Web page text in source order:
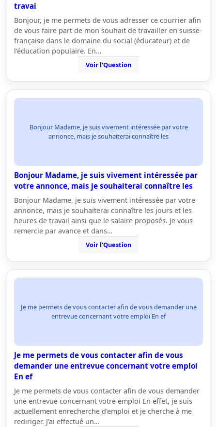
travai
Bonjour, je me permets de vous adresser ce courrier afin
de vous faire part de mon souhait de travailler en suisse-
française dans le domaine du social (éducateur) et de
l'éducation populaire. En…
Voir l'Question
Bonjour Madame, je suis vivement intéressée par votre
annonce, mais je souhaiterai connaître les
Bonjour Madame, je suis vivement intéressée par
votre annonce, mais je souhaiterai connaître les
Bonjour Madame, je suis vivement intéressée par votre
annonce, mais je souhaiterai connaître les jours et les
heures de travail ainsi que le salaire proposés. Je vous
remercie par avance et dans…
Voir l'Question
Je me permets de vous contacter afin de vous demander une
entrevue concernant votre emploi En ef
Je me permets de vous contacter afin de vous
demander une entrevue concernant votre emploi
En ef
Je me permets de vous contacter afin de vous demander
une entrevue concernant votre emploi En effet, je suis
actuellement enrecherche d'emploi et je cherche à me
rediriger. J'ai effectué un…